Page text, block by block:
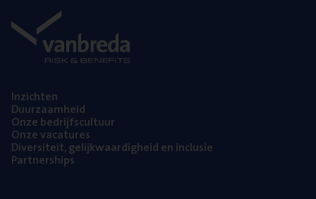
Inzich­ten
Duur­zaam­heid
Onze bedrijfs­cul­tuur
Onze vaca­tu­res
Diver­si­teit, gelijk­waar­dig­heid en inclusie
Part­ner­ships